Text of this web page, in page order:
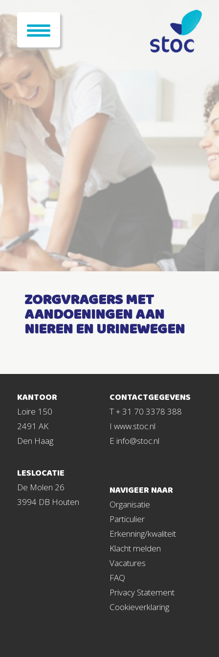
ZORGVRAGERS MET
AANDOENINGEN AAN
NIEREN EN URINEWEGEN
KANTOOR
Loire 150
2491 AK
Den Haag
LESLOCATIE
De Molen 26
3994 DB Houten
CONTACTGEGEVENS
T + 31 70 3378 388
I www.stoc.nl
E info@stoc.nl
NAVIGEER NAAR
Organisatie
Particulier
Erkenning/kwaliteit
Klacht melden
Vacatures
FAQ
Privacy Statement
Cookieverklaring